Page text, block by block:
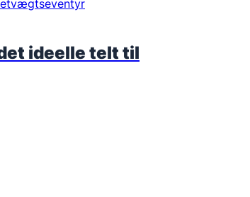
ideelle telt til